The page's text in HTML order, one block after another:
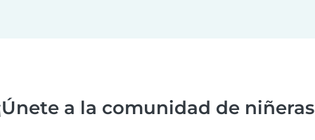
a la comunidad de